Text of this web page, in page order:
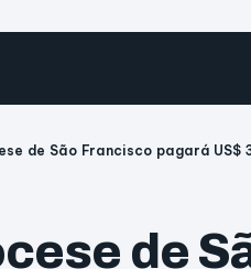
de São Francisco pagará US$
de